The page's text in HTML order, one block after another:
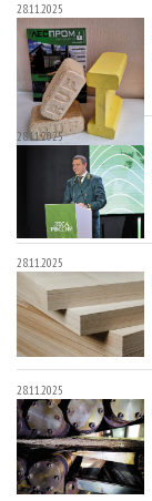
28.11.2025
28.11.2025
28.11.2025
28.11.2025